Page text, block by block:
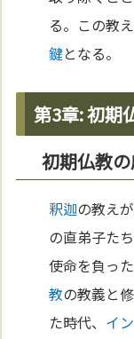
る。この教
鍵となる。
第3章: 初期
初期仏教
釈迦の教え
の直弟子た
使命を負っ
教の教義と
た時代、 イ